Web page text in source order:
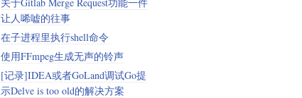
让人唏嘘的往事
在子进程里执行shell命令
使用FFmpeg生成无声的铃声
[记录]IDEA或者GoLand调试Go提
示Delve is too old的解决方案